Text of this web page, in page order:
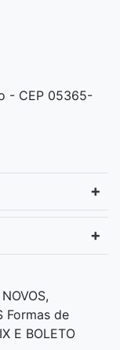
- CEP 05365-
Formas de
E BOLETO